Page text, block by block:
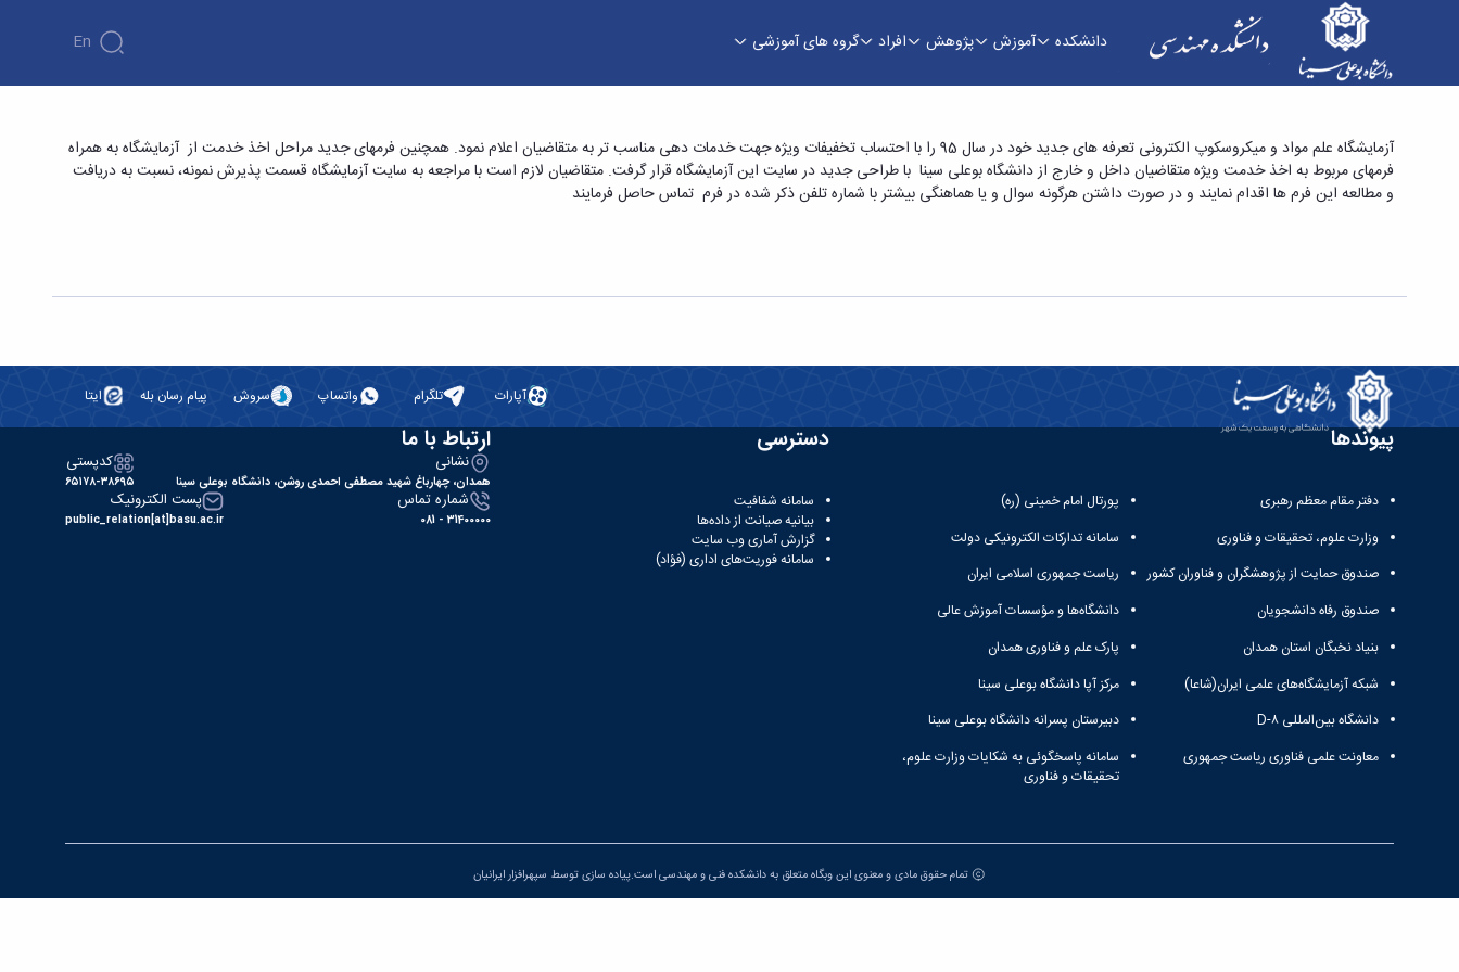
دانشکده آموزش پژوهش افراد گروه های آموزشی En
اعلام تعرفه و فرم های جدید آزمایشگاه در سال 95 - دانشکده فنی و مهندسی
آزمایشگاه علم مواد و میکروسکوپ الکترونی تعرفه های جدید خود در سال 95 را با احتساب تخفیفات ویژه جهت خدمات دهی مناسب تر به متقاضیان اعلام نمود. همچنین فرمهای جدید مراحل اخذ خدمت از آزمایشگاه به همراه
فرمهای مربوط به اخذ خدمت ویژه متقاضیان داخل و خارج از دانشگاه بوعلی سینا با طراحی جدید در سایت این آزمایشگاه قرار گرفت. متقاضیان لازم است با مراجعه به سایت آزمایشگاه قسمت پذیرش نمونه، نسبت به دریافت
و مطالعه این فرم ها اقدام نمایند و در صورت داشتن هرگونه سوال و یا هماهنگی بیشتر با شماره تلفن ذکر شده در فرم تماس حاصل فرمایند
آپارات تلگرام واتساپ سروش پیام رسان بله ایتا
پیوندها
دفتر مقام معظم رهبری
وزارت علوم، تحقیقات و فناوری
صندوق حمایت از پژوهشگران و فناوران کشور
صندوق رفاه دانشجویان
بنیاد نخبگان استان همدان
شبکه آزمایشگاه‌های علمی ایران(شاعا)
دانشگاه بین‌المللی D-۸
معاونت علمی فناوری ریاست جمهوری
پورتال امام خمینی (ره)
سامانه تدارکات الکترونیکی دولت
ریاست جمهوری اسلامی ایران
دانشگاه‌ها و مؤسسات آموزش عالی
پارک علم و فناوری همدان
مرکز آپا دانشگاه بوعلی سینا
دبیرستان پسرانه دانشگاه بوعلی سینا
سامانه پاسخگوئی به شکایات وزارت علوم،
تحقیقات و فناوری
دسترسی
سامانه شفافیت
بیانیه صیانت از داده‌ها
گزارش آماری وب‌ سایت
سامانه فوریت‌های اداری (فؤاد)
ارتباط با ما
نشانی
همدان، چهارباغ شهید مصطفی احمدی روشن، دانشگاه بوعلی سینا
کدپستی
۶۵۱۷۸-۳۸۶۹۵
شماره تماس
31400000 - 081
پست الکترونیک
public_relation[at]basu.ac.ir
تمام حقوق مادی و معنوی این وبگاه متعلق به دانشکده فنی و مهندسی است.پیاده سازی توسط سپهرافزار ایرانیان